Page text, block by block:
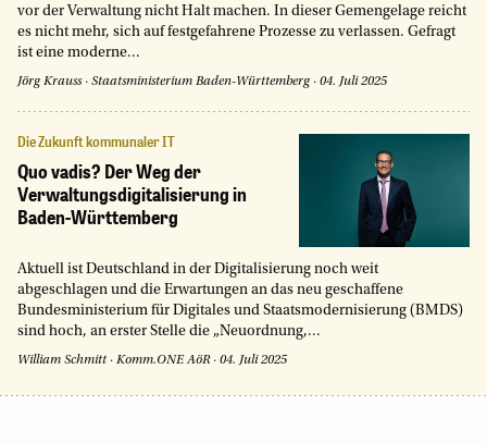
vor der Verwaltung nicht Halt machen. In dieser Gemengelage reicht
es nicht mehr, sich auf festgefahrene Prozesse zu verlassen. Gefragt
ist eine moderne...
Jörg Krauss· Staatsministerium Baden-Württemberg · 04. Juli 2025
Die Zukunft kommunaler IT
Quo vadis? Der Weg der
Verwaltungsdigitalisierung in
Baden-Württemberg
Aktuell ist Deutschland in der Digitalisierung noch weit
abgeschlagen und die Erwartungen an das neu geschaffene
Bundesministerium für Digitales und Staatsmodernisierung (BMDS)
sind hoch, an erster Stelle die „Neuordnung,...
William Schmitt· Komm.ONE AöR· 04. Juli 2025